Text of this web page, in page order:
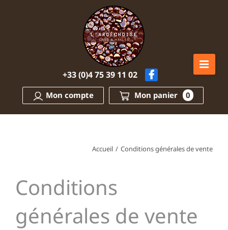
+33 (0)4 75 39 11 02
Mon compte Mon panier 0
Accueil / Conditions générales de vente
Conditions
générales de vente